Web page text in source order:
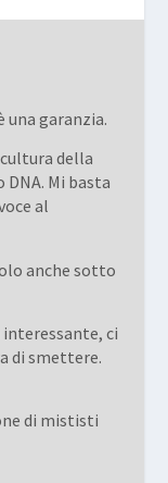
una garanzia.
della
Mi basta
al
anche sotto
interessante, ci
di smettere.
di mististi